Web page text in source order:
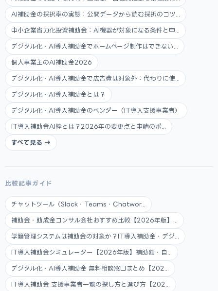
AI補助金の採択率の実態：公開データから読む採択のコツ...
中小企業省力化投資補助金：AI機器が対象になる条件と申...
デジタル化・AI導入補助金でホームページ制作はできない...
個人事業主のAI補助金2026
デジタル化・AI導入補助金で広告費は対象外：代わりに使...
デジタル化・AI導入補助金とは？
デジタル化・AI導入補助金のベンダー（IT導入支援事業者）
IT導入補助金AI枠とは？2026年の変更点と申請のポ...
すべて見る →
比較記事ガイド
チャットツール（Slack・Teams・Chatwor...
補助金・助成金コンサル会社おすすめ比較【2026年版】...
学籍管理システムは補助金の対象か？IT導入補助金・デジ...
IT導入補助金シミュレーター【2026年版】補助額・自...
デジタル化・AI導入補助金 無料相談窓口まとめ【202...
IT導入補助金 支援事業者一覧の探し方と選び方【202...